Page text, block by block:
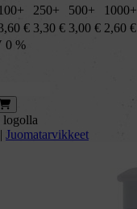
100+ 250+ 500+
1000+
€ 3,30 € 3,00 € 2,60 €
0 %
logolla
| Juomatarvikkeet